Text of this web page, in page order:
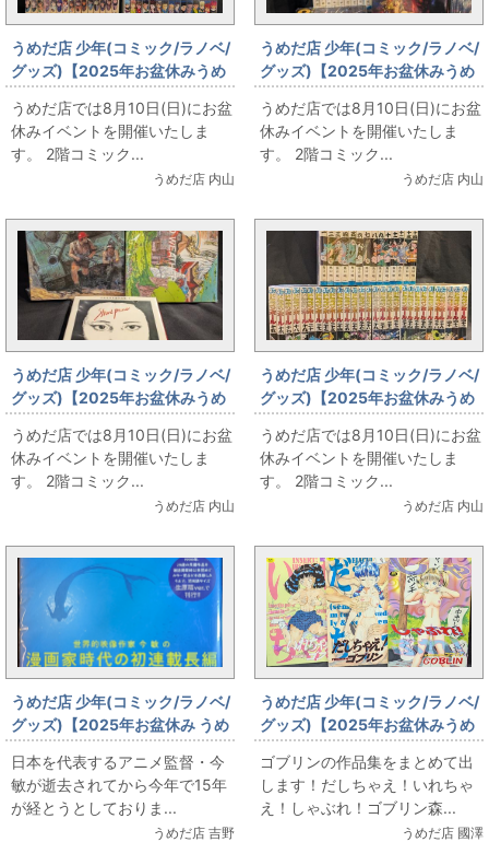
うめだ店 少年(コミック/ラノベ/
グッズ)【2025年お盆休みうめ
だ店販売情報】8月10日(日)
【コミックフロア】桂正和
うめだ店では8月10日(日)にお盆
休みイベントを開催いたしま
す。 2階コミック...
うめだ店 内山
うめだ店 少年(コミック/ラノベ/
グッズ)【2025年お盆休みうめ
だ店販売情報】8月10日(日)
【コミックフロア】寺沢武一
うめだ店では8月10日(日)にお盆
休みイベントを開催いたしま
す。 2階コミック...
うめだ店 内山
うめだ店 少年(コミック/ラノベ/
グッズ)【2025年お盆休みうめ
だ店販売情報】8月10日(日)
【コミックフロア】大友克洋
うめだ店では8月10日(日)にお盆
休みイベントを開催いたしま
す。 2階コミック...
うめだ店 内山
うめだ店 少年(コミック/ラノベ/
グッズ)【2025年お盆休みうめ
だ店販売情報】8月10日(日)
【コミックフロア】ドラゴンボ
ール
うめだ店では8月10日(日)にお盆
休みイベントを開催いたしま
す。 2階コミック...
うめだ店 内山
うめだ店 少年(コミック/ラノベ/
グッズ)【2025年お盆休み うめ
だ店 本 販売情報】今敏 復刊ドッ
トコム「海帰線(ワイド版・生原
稿ver.)」
日本を代表するアニメ監督・今
敏が逝去されてから今年で15年
が経とうとしておりま...
うめだ店 吉野
うめだ店 少年(コミック/ラノベ/
グッズ)【2025年お盆休みうめ
だ店販売情報】8月10日(日)コ
ミック だしちゃえ！ゴブリンの
作品集をまとめてお出ししま
す。
ゴブリンの作品集をまとめて出
します！だしちゃえ！いれちゃ
え！しゃぶれ！ゴブリン森...
うめだ店 國澤